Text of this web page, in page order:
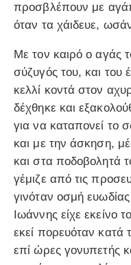
προσβλέπουν με
όταν τα χάιδευε,
Με τον καιρό ο αγάς
σύζυγός του, και του
κελλί κοντά στον
δέχθηκε και
για να καταπονεί το
και με την άσκηση,
και στα ποδοβολητά
γέμιζε από τις
γινόταν οσμή
Ιωάννης είχε εκείνο
εκεί πορευόταν
επί ώρες γονυπετής